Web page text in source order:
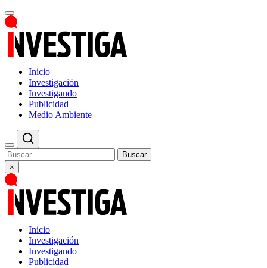
Inicio
Investigación
Investigando
Publicidad
Medio Ambiente
Buscar
×
Inicio
Investigación
Investigando
Publicidad